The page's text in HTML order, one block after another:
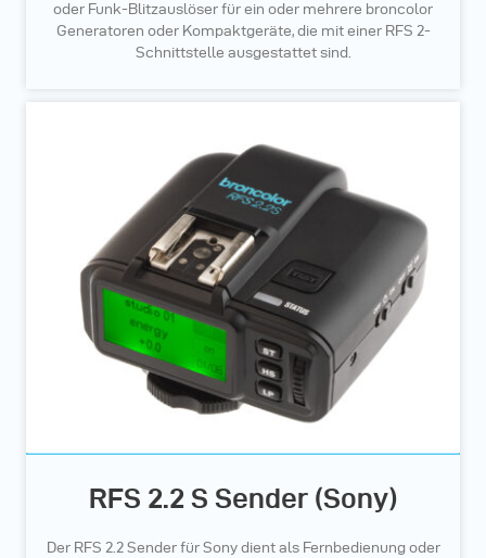
oder Funk-Blitzauslöser für ein oder mehrere broncolor
Generatoren oder Kompaktgeräte, die mit einer RFS 2-
Schnittstelle ausgestattet sind.
RFS 2.2 S Sender (Sony)
Der RFS 2.2 Sender für Sony dient als Fernbedienung oder